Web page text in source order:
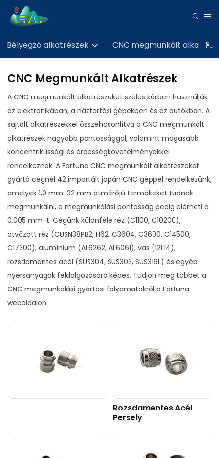
Bélyegző alkatrészek CNC megmunkált
CNC Megmunkált Alkatrészek
A CNC megmunkált alkatrészeket széles körben használják
az elektronikában, a háztartási gépekben és az autókban. A
sajtolt alkatrészekkel összehasonlítva a CNC megmunkált
alkatrészek nagyobb pontossággal, valamint magasabb
koncentrikussági és érdességkövetelményekkel
rendelkeznek. A Fortuna CNC megmunkált alkatrészeket
gyártó cégnél 42 importált japán CNC géppel rendelkezünk,
amelyek 1,0 mm-32 mm átmérőjű termékeket tudnak
megmunkálni, a megmunkálási pontosság pedig elérheti a
0,005 mm-t. Cégünk különféle réz (C1100, C10200),
ötvözött réz (CUSN38PB2, H62, C3604, C3600, C14500,
C17300), alumínium (AL6262, AL6061), vas (12L14),
rozsdamentes acél (SUS304, SUS303, SUS316L) és egyéb
nyersanyagok feldolgozására képes. Tudjon meg többet a
CNC megmunkálási gyártási folyamatokról a Fortuna
weboldalon.
Rozsdamentes Acél
Persely